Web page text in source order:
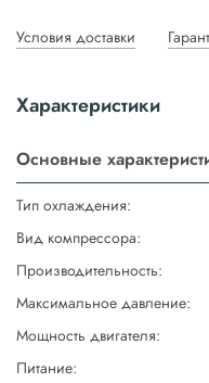
Условия доставки
Характеристики
Основные
Тип охлаждения:
Вид компрессора:
Производительность:
Максимальное давление:
Мощность двигателя:
Питание: